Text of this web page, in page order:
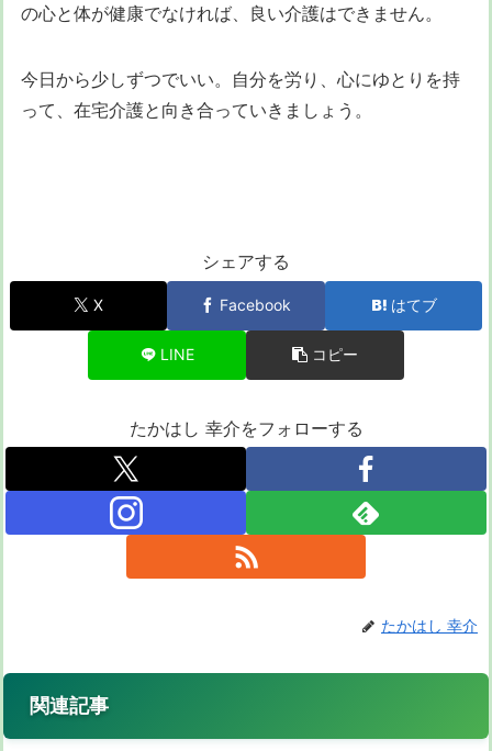
の心と体が健康でなければ、良い介護はできません。
今日から少しずつでいい。自分を労り、心にゆとりを持
って、在宅介護と向き合っていきましょう。
シェアする
X Facebook はてブ
LINE コピー
たかはし 幸介をフォローする
たかはし 幸介
関連記事